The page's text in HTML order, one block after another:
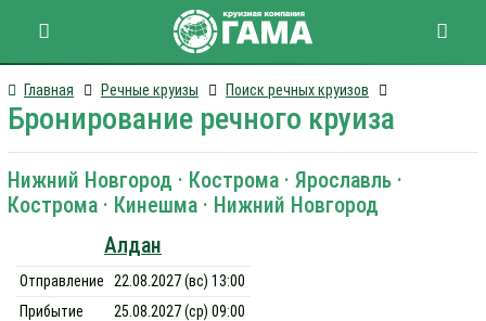
Главная Речные круизы Поиск речных круизов
Бронирование речного круиза
Нижний Новгород · Кострома · Ярославль ·
Кострома · Кинешма · Нижний Новгород
Алдан
Отправление
22.08.2027 (вс) 13:00
Прибытие
25.08.2027 (ср) 09:00